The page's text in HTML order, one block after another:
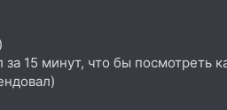
15 минут, что бы посмотреть